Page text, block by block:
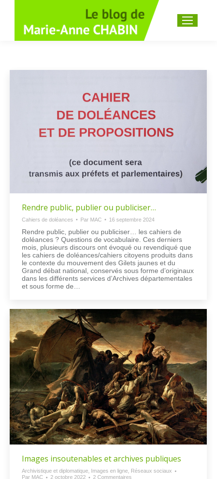
Recherche
Rendre public, publier ou publiciser…
Cahiers de doléances Par MAC 16 septembre 2024
Rendre public, publier ou publiciser… les cahiers de
doléances ? Questions de vocabulaire. Ces derniers
mois, plusieurs discours ont évoqué ou revendiqué que
les cahiers de doléances/cahiers citoyens produits dans
le contexte du mouvement des Gilets jaunes et du
Grand débat national, conservés sous forme d’originaux
dans les différents services d’Archives départementales
et sous forme de…
Images insoutenables et archives publiques
Archivistique et diplomatique Images en ligne Réseaux sociaux
Par MAC 2 octobre 2022 2 Commentaires